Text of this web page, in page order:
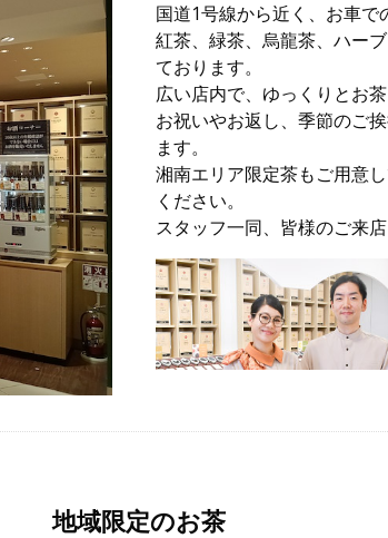
国道1号線から近く、お車で
紅茶、緑茶、烏龍茶、ハー
ております。
広い店内で、ゆっくりとお
お祝いやお返し、季節のご
ます。
湘南エリア限定茶もご用意
ください。
スタッフ一同、皆様のご来
地域限定のお茶